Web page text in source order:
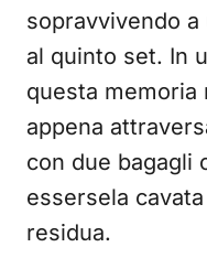
sopravvivendo
al quinto set. In
questa memoria
appena
con due bagagli
essersela
residua.